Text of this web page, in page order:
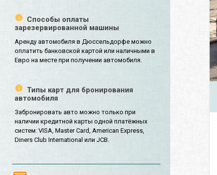
Способы оплаты
зарезервированной машины
Аренду автомобиля в Дюссельдорфе можно
оплатить банковской картой или наличными в
Евро на месте при получении автомобиля.
Типы карт для бронирования
автомобиля
Забронировать авто можно только при
наличии кредитной карты одной платёжных
систем: VISA, Master Card, American Express,
Diners Club International или JCB.